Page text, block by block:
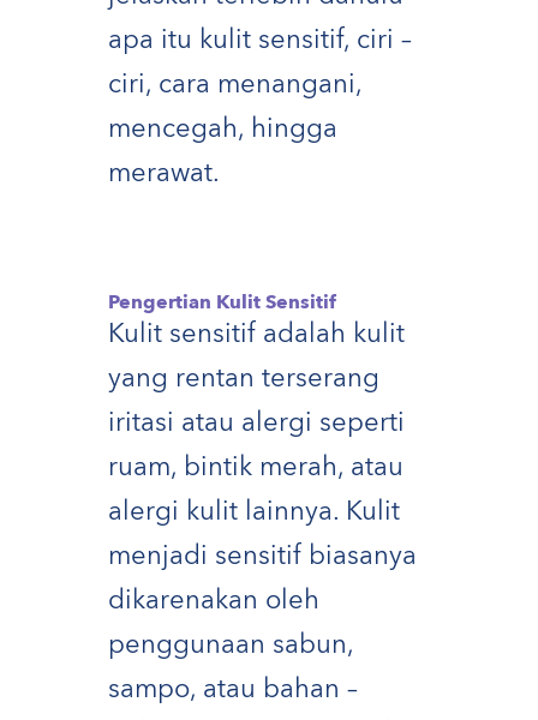
apa itu kulit sensitif, ciri –
ciri, cara menangani,
mencegah, hingga
merawat.
Pengertian Kulit Sensitif
Kulit sensitif adalah kulit
yang rentan terserang
iritasi atau alergi seperti
ruam, bintik merah, atau
alergi kulit lainnya. Kulit
menjadi sensitif biasanya
dikarenakan oleh
penggunaan sabun,
sampo, atau bahan –